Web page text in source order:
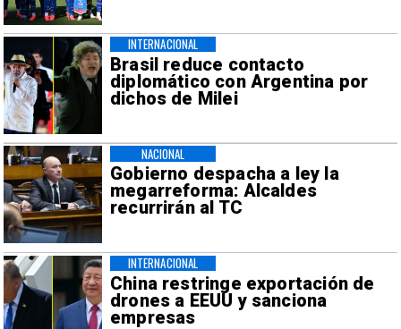
Brasil reduce contacto
diplomático con Argentina por
dichos de Milei
INTERNACIONAL
Gobierno despacha a ley la
megarreforma: Alcaldes
recurrirán al TC
NACIONAL
China restringe exportación de
drones a EEUU y sanciona
empresas
INTERNACIONAL